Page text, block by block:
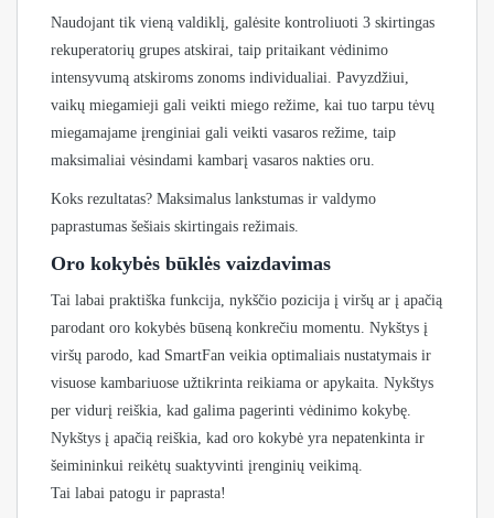
Naudojant tik vieną valdiklį, galėsite kontroliuoti 3 skirtingas
rekuperatorių grupes atskirai, taip pritaikant vėdinimo
intensyvumą atskiroms zonoms individualiai. Pavyzdžiui,
vaikų miegamieji gali veikti miego režime, kai tuo tarpu tėvų
miegamajame įrenginiai gali veikti vasaros režime, taip
maksimaliai vėsindami kambarį vasaros nakties oru.
Koks rezultatas? Maksimalus lankstumas ir valdymo
paprastumas šešiais skirtingais režimais.
Oro kokybės būklės vaizdavimas
Tai labai praktiška funkcija, nykščio pozicija į viršų ar į apačią
parodant oro kokybės būseną konkrečiu momentu. Nykštys į
viršų parodo, kad SmartFan veikia optimaliais nustatymais ir
visuose kambariuose užtikrinta reikiama or apykaita. Nykštys
per vidurį reiškia, kad galima pagerinti vėdinimo kokybę.
Nykštys į apačią reiškia, kad oro kokybė yra nepatenkinta ir
šeimininkui reikėtų suaktyvinti įrenginių veikimą.
Tai labai patogu ir paprasta!